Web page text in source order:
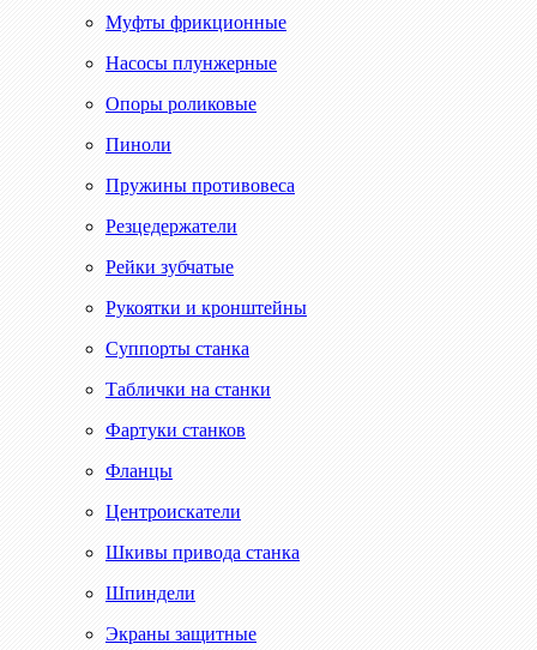
Муфты фрикционные
Насосы плунжерные
Опоры роликовые
Пиноли
Пружины противовеса
Резцедержатели
Рейки зубчатые
Рукоятки и кронштейны
Суппорты станка
Таблички на станки
Фартуки станков
Фланцы
Центроискатели
Шкивы привода станка
Шпиндели
Экраны защитные